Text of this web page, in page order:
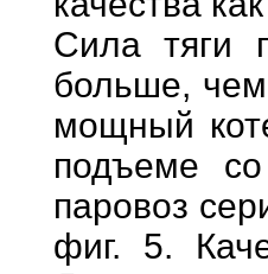
Сила тяги
больше,
мощный
подъеме
паровоз
фиг. 5.